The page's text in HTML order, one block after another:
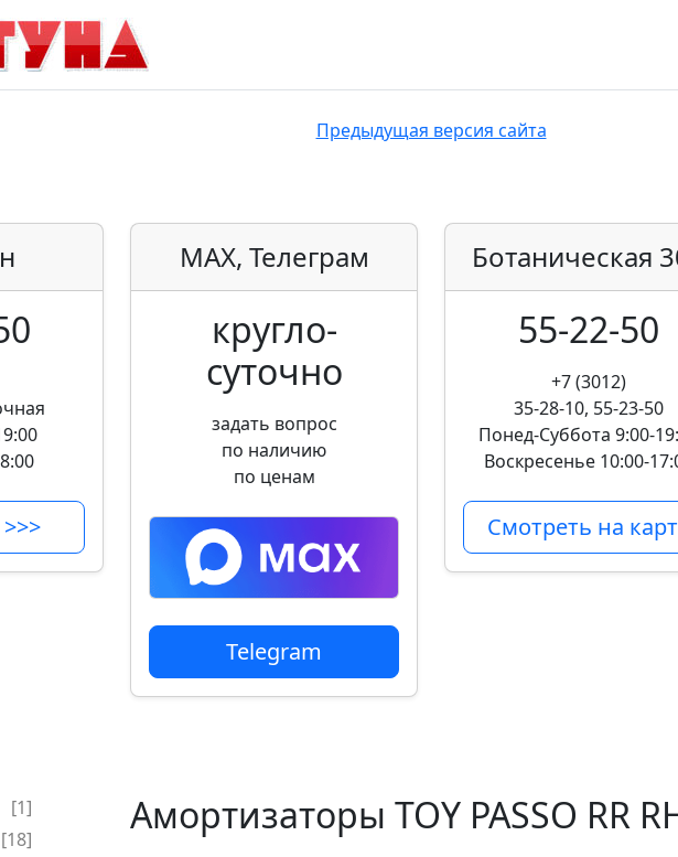
Предыдущая версия сайта
MAX, Телеграм
кругло­
суточно
задать вопрос
по наличию
по ценам
Telegram
Ботаническая
55-22-50
+7 (3012)
35-28-10, 55-23-50
Понед-Суббота 9:00-
Воскресенье 10:00-
Смотреть на
[1]
[18]
Амортизаторы TOY PASSO RR